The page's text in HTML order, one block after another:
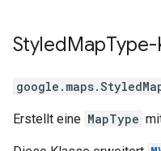
StyledMapType-
google.maps.
Erstellt eine MapType